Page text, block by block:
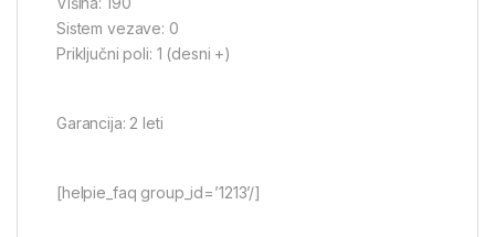
Sistem vezave: 0
Priključni poli: 1 (desni +)
Garancija: 2 leti
[helpie_faq group_id=’1213’/]